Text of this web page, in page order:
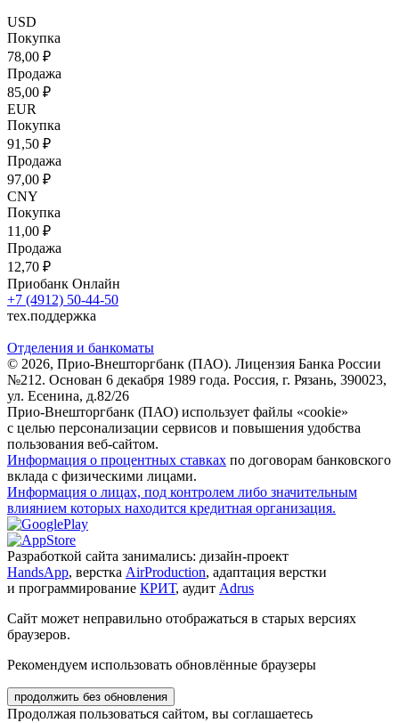
USD
Покупка
78,00 ₽
Продажа
85,00 ₽
EUR
Покупка
91,50 ₽
Продажа
97,00 ₽
CNY
Покупка
11,00 ₽
Продажа
12,70 ₽
Приобанк Онлайн
+7 (4912) 50-44-50
тех.поддержка
Отделения и банкоматы
© 2026, Прио-Внешторгбанк (ПАО). Лицензия Банка России
№212. Основан 6 декабря 1989 года. Россия, г. Рязань, 390023,
ул. Есенина, д.82/26
Прио-Внешторгбанк (ПАО) использует файлы «cookie»
с целью персонализации сервисов и повышения удобства
пользования веб-сайтом.
Информация о процентных ставках по договорам банковского
вклада с физическими лицами.
Информация о лицах, под контролем либо значительным
влиянием которых находится кредитная организация.
Разработкой сайта занимались: дизайн-проект
HandsApp, верстка AirProduction, адаптация верстки
и программирование КРИТ, аудит Adrus
Сайт может неправильно отображаться в старых версиях
браузеров.
Рекомендуем использовать обновлённые браузеры
продолжить без обновления
Продолжая пользоваться сайтом, вы соглашаетесь